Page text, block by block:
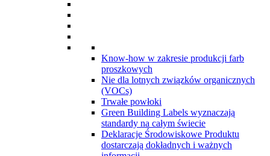
Know-how w zakresie produkcji farb
proszkowych
Nie dla lotnych związków organicznych
(VOCs)
Trwałe powłoki
Green Building Labels wyznaczają
standardy na całym świecie
Deklaracje Środowiskowe Produktu
dostarczają dokładnych i ważnych